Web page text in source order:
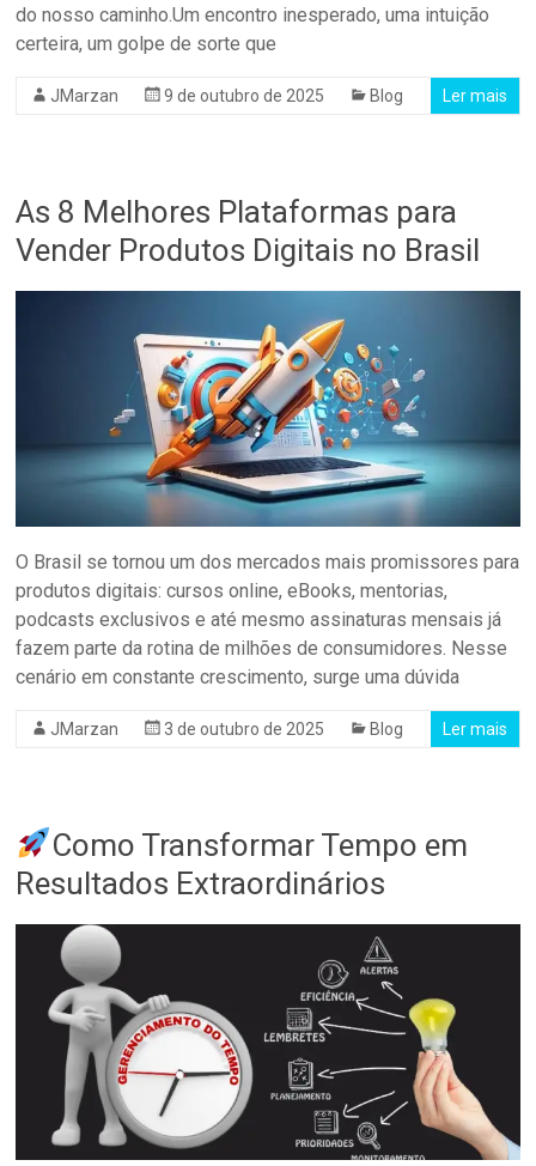
do nosso caminho.Um encontro inesperado, uma intuição
certeira, um golpe de sorte que
JMarzan 9 de outubro de 2025 Blog Ler mais
As 8 Melhores Plataformas para
Vender Produtos Digitais no Brasil
O Brasil se tornou um dos mercados mais promissores para
produtos digitais: cursos online, eBooks, mentorias,
podcasts exclusivos e até mesmo assinaturas mensais já
fazem parte da rotina de milhões de consumidores. Nesse
cenário em constante crescimento, surge uma dúvida
JMarzan 3 de outubro de 2025 Blog Ler mais
Como Transformar Tempo em
Resultados Extraordinários